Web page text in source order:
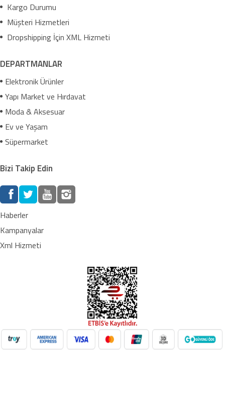
Kargo Durumu
Müşteri Hizmetleri
Dropshipping İçin XML Hizmeti
DEPARTMANLAR
Elektronik Ürünler
Yapı Market ve Hırdavat
Moda & Aksesuar
Ev ve Yaşam
Süpermarket
Bizi Takip Edin
Haberler
Kampanyalar
Xml Hizmeti